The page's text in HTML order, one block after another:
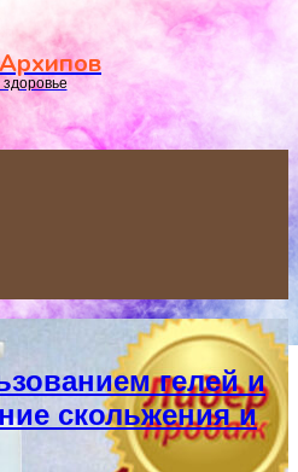
гелей и
скольжения и